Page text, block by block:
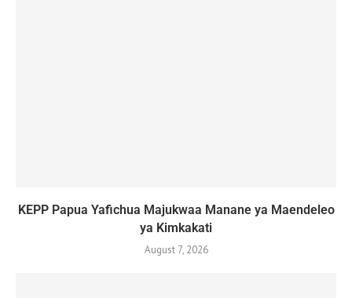
KEPP Papua Yafichua Majukwaa Manane ya Maendeleo
ya Kimkakati
August 7, 2026